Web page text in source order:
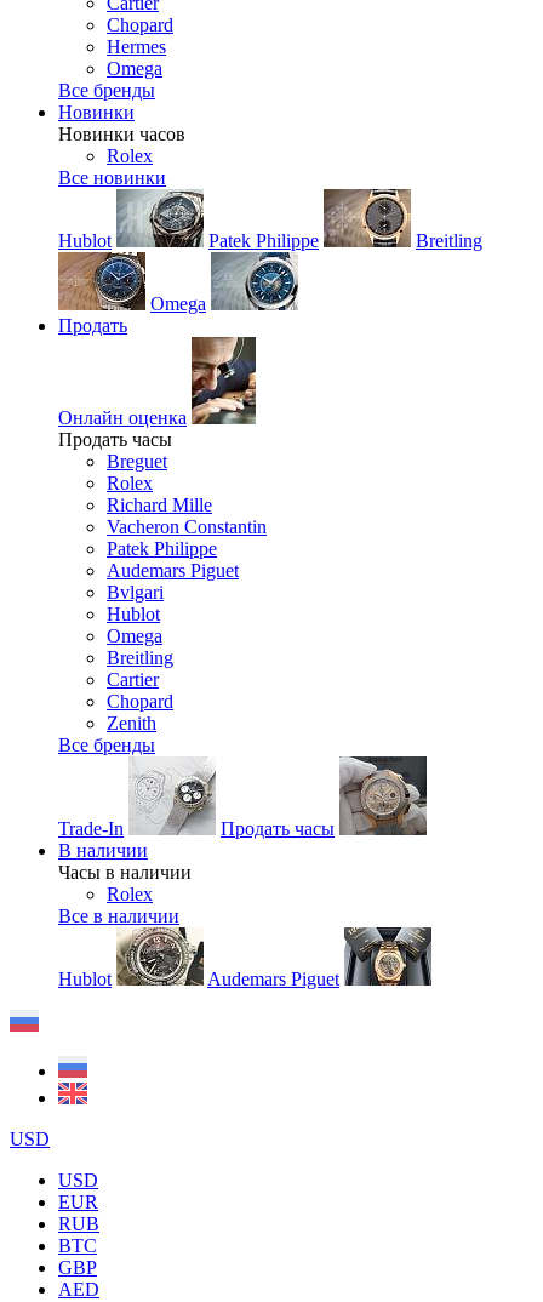
Chopard
Hermes
Omega
Все бренды
Новинки
Новинки часов
Rolex
Все новинки
Hublot Patek Philippe Breitling
Omega
Продать
Онлайн оценка
Продать часы
Breguet
Rolex
Richard Mille
Vacheron Constantin
Patek Philippe
Audemars Piguet
Bvlgari
Hublot
Omega
Breitling
Cartier
Chopard
Zenith
Все бренды
Trade-In
Продать часы
В наличии
Часы в наличии
Rolex
Все в наличии
Hublot Audemars Piguet
USD
USD
EUR
RUB
BTC
GBP
AED